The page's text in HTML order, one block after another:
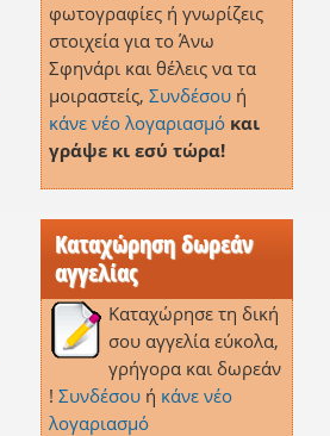
φωτογραφίες ή γνωρίζεις
στοιχεία για το Άνω
Σφηνάρι και θέλεις να τα
μοιραστείς, Συνδέσουή
κάνε νέο λογαριασμό και
γράψε κι εσύ τώρα!
Καταχώρηση δωρεάν
αγγελίας
Καταχώρησε τη δική
σου αγγελία εύκολα,
γρήγορα και δωρεάν
! Συνδέσουή κάνε νέο
λογαριασμό